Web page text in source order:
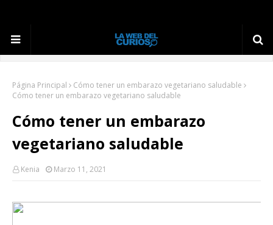
Página Principal
Cómo tener un embarazo vegetariano saludable
Cómo tener un embarazo vegetariano saludable
Cómo tener un embarazo
vegetariano saludable
Kenia Marzo 11, 2021